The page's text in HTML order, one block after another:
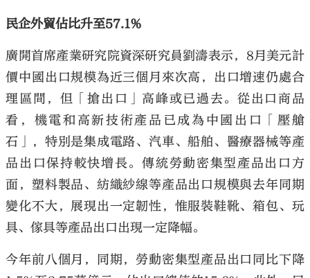
民企外貿佔比升至57.1%
廣開首席產業研究院資深研究員劉濤表示，8月美元計
價中國出口規模為近三個月來次高，出口增速仍處合
理區間，但「搶出口」高峰或已過去。從出口商品
看，機電和高新技術產品已成為中國出口「壓艙
石」，特別是集成電路、汽車、船舶、醫療器械等產
品出口保持較快增長。傳統勞動密集型產品出口方
面，塑料製品、紡織紗線等產品出口規模與去年同期
變化不大，展現出一定韌性，惟服裝鞋靴、箱包、玩
具、傢具等產品出口出現一定降幅。
今年前八個月，同期，勞動密集型產品出口同比下降